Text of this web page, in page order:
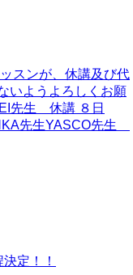
スンが、休講及び代
いようよろしくお願
先生 休講 ８日
先生YASCO先生
定！！